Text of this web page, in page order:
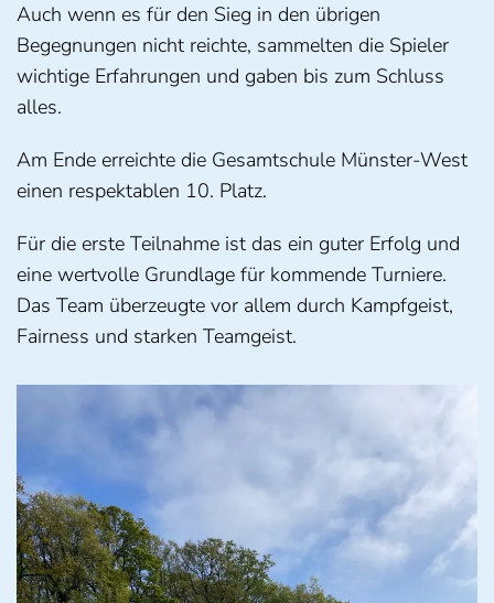
Auch wenn es für den Sieg in den übrigen
Begegnungen nicht reichte, sammelten die Spieler
wichtige Erfahrungen und gaben bis zum Schluss
alles.
Am Ende erreichte die Gesamtschule Münster-West
einen respektablen 10. Platz.
Für die erste Teilnahme ist das ein guter Erfolg und
eine wertvolle Grundlage für kommende Turniere.
Das Team überzeugte vor allem durch Kampfgeist,
Fairness und starken Teamgeist.